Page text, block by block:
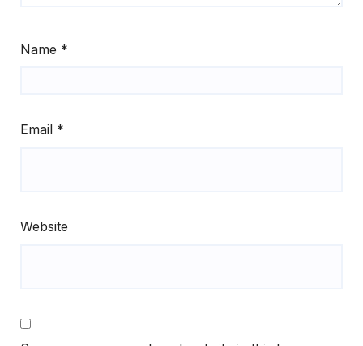
Name *
Email *
Website